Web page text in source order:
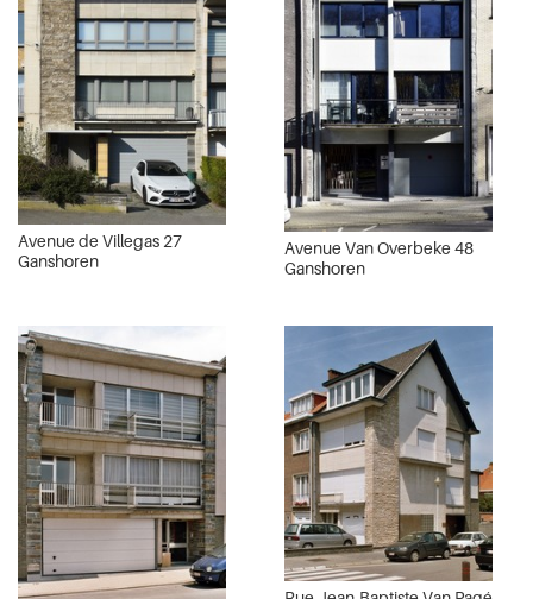
Avenue de Villegas 27
Ganshoren
Avenue Van Overbeke 48
Ganshoren